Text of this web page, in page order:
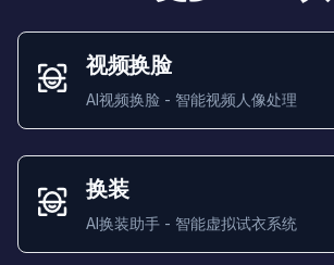
视频换脸
AI视频换脸 - 智能视频人像处理
换装
AI换装助手 - 智能虚拟试衣系统